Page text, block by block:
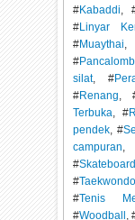
#Kabaddi ,
#Linyar
#Muaythai
#
silat, #
#Renang ,
Terbuka , #
pendek , #
campuran
#Skateboard
#Taekwondo
#Tenis
#Woodball ,